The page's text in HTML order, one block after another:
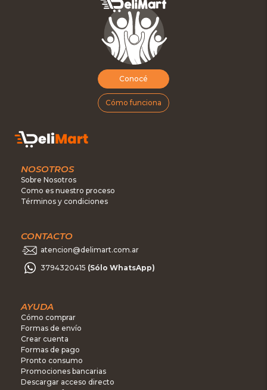
Conocé
Cómo funciona
NOSOTROS
Sobre Nosotros
Como es nuestro proceso
Términos y condiciones
CONTACTO
atencion@delimart.com.ar
3794320415 (Sólo WhatsApp)
AYUDA
Cómo comprar
Formas de envío
Crear cuenta
Formas de pago
Pronto consumo
Promociones bancarias
Descargar acceso directo